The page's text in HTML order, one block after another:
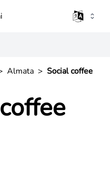
Almata > Social coffee